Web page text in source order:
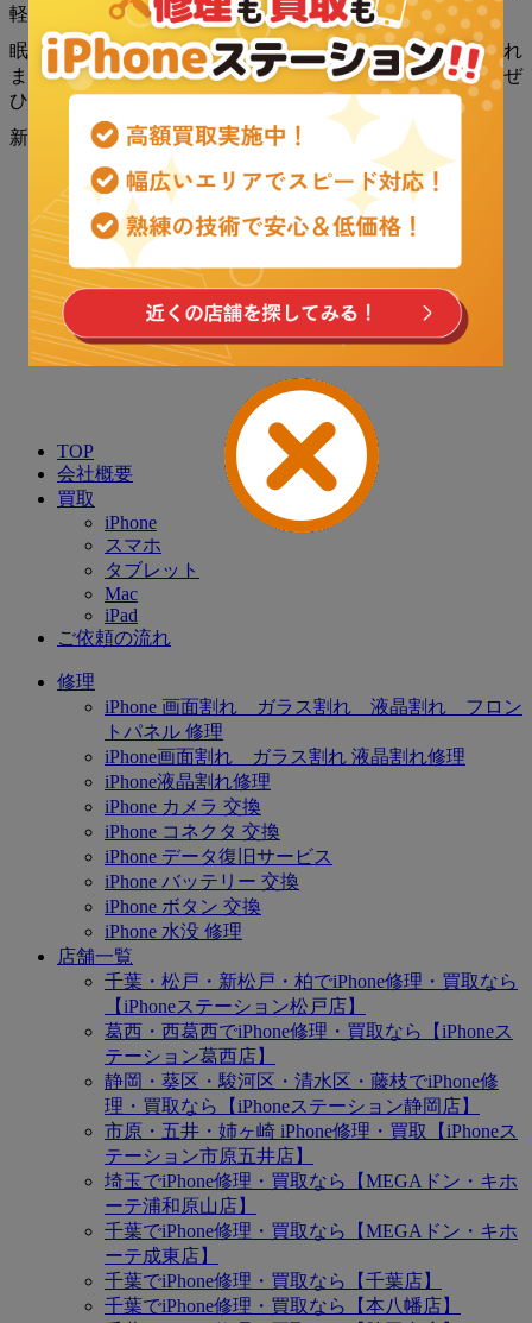
軽にご相談ください。
眠っているスマートフォンが思わぬ臨時収入になるかもしれ
ません。ご自宅に使わなくなった端末がございましたら、ぜ
ひ一度お持ち込みください。
新小岩駅徒歩3分！お気軽にご来店ください。
TOP
会社概要
買取
iPhone
スマホ
タブレット
Mac
iPad
ご依頼の流れ
修理
iPhone 画面割れ ガラス割れ 液晶割れ フロン
トパネル 修理
iPhone画面割れ ガラス割れ 液晶割れ修理
iPhone液晶割れ修理
iPhone カメラ 交換
iPhone コネクタ 交換
iPhone データ復旧サービス
iPhone バッテリー 交換
iPhone ボタン 交換
iPhone 水没 修理
店舗一覧
千葉・松戸・新松戸・柏でiPhone修理・買取なら
【iPhoneステーション松戸店】
葛西・西葛西でiPhone修理・買取なら【iPhoneス
テーション葛西店】
静岡・葵区・駿河区・清水区・藤枝でiPhone修
理・買取なら【iPhoneステーション静岡店】
市原・五井・姉ヶ崎 iPhone修理・買取【iPhoneス
テーション市原五井店】
埼玉でiPhone修理・買取なら【MEGAドン・キホ
ーテ浦和原山店】
千葉でiPhone修理・買取なら【MEGAドン・キホ
ーテ成東店】
千葉でiPhone修理・買取なら【千葉店】
千葉でiPhone修理・買取なら【本八幡店】